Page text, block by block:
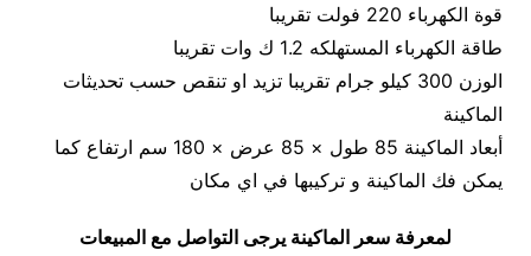
قوة الكهرباء 220 فولت تقريبا
طاقة الكهرباء المستهلكه 1.2 ك وات تقريبا
الوزن 300 كيلو جرام تقريبا تزيد او تنقص حسب تحديثات
الماكينة
أبعاد الماكينة 85 طول × 85 عرض × 180 سم ارتفاع كما
يمكن فك الماكينة و تركيبها في اي مكان
لمعرفة سعر الماكينة يرجى التواصل مع المبيعات